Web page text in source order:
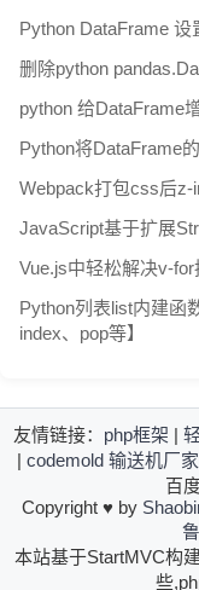
Python DataFrame
删除python
python 给DataFrame
Python将DataFrame
Webpack打包css后z-
JavaScript基于扩展
Vue.js中轻松解决v-
Python列表list内建函
index、pop等】
友情链接： php框架 |
| codemold 输送机厂家
百
Copyright ♥ by
本站基于StartMVC构
些